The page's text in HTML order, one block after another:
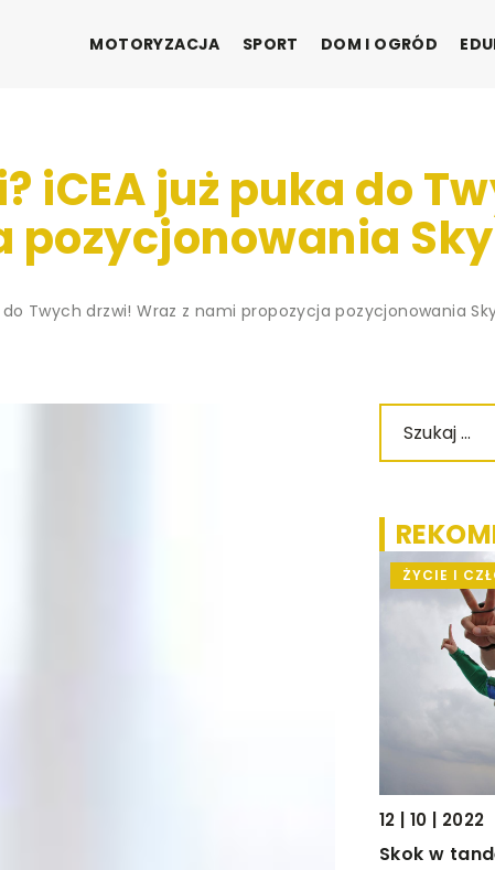
MOTORYZACJA SPORT DOM I OGRÓD
iCEA już puka do
pozycjonowania
Twych drzwi! Wraz z nami propozycja pozycjonowania
ŻYCIE I
12 | 10 | 2022
Skok w